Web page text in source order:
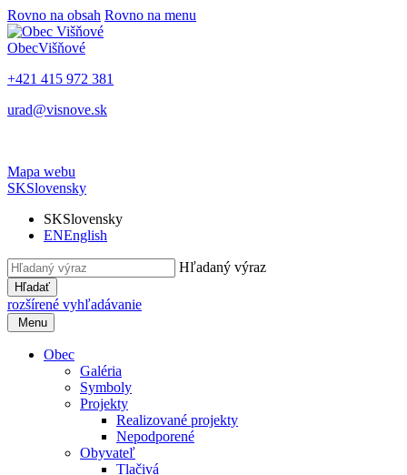
Rovno na obsah Rovno na menu
ObecVišňové
+421 415 972 381
urad@visnove.sk
Mapa webu
SKSlovensky
SKSlovensky
ENEnglish
Hľadaný výraz
Hľadať
rozšírené vyhľadávanie
Menu
Obec
Galéria
Symboly
Projekty
Realizované projekty
Nepodporené
Obyvateľ
Tlačivá